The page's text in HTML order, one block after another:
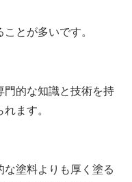
とが多いです。
門的な知識と技術を持
ます。
な塗料よりも厚く塗る